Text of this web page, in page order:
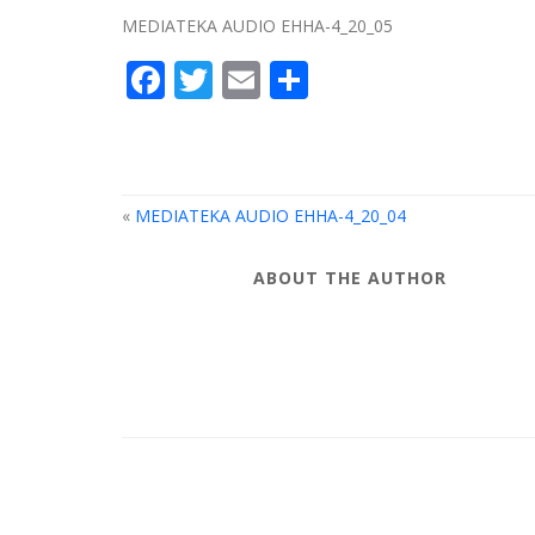
MEDIATEKA AUDIO EHHA-4_20_05
Facebook
Twitter
Email
« MEDIATEKA AUDIO EHHA-4_20_04
ABOUT THE AUTHOR